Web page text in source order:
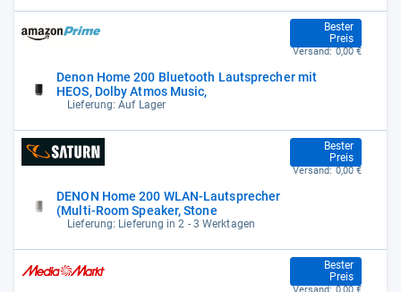
Denon Home 200 Bluetooth Lautsprecher mit
HEOS, Dolby Atmos Music,
Lieferung: Auf Lager
Bester
Preis
349,00 €
Versand: 0,00 €
DENON Home 200 WLAN-Lautsprecher
(Multi-Room Speaker, Stone
Lieferung: Lieferung in 2 - 3 Werktagen
Bester
Preis
349,00 €
Versand: 0,00 €
Bester
Preis
349,00 €